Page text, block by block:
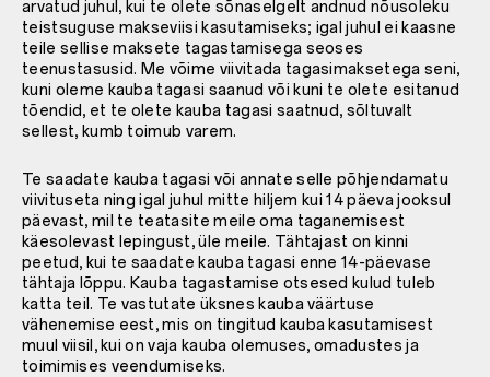
arvatud juhul, kui te olete sõnaselgelt andnud nõusoleku
teistsuguse makseviisi kasutamiseks; igal juhul ei kaasne
teile sellise maksete tagastamisega seoses
teenustasusid. Me võime viivitada tagasimaksetega seni,
kuni oleme kauba tagasi saanud või kuni te olete esitanud
tõendid, et te olete kauba tagasi saatnud, sõltuvalt
sellest, kumb toimub varem.
Te saadate kauba tagasi või annate selle põhjendamatu
viivituseta ning igal juhul mitte hiljem kui 14 päeva jooksul
päevast, mil te teatasite meile oma taganemisest
käesolevast lepingust, üle meile. Tähtajast on kinni
peetud, kui te saadate kauba tagasi enne 14-päevase
tähtaja lõppu. Kauba tagastamise otsesed kulud tuleb
katta teil. Te vastutate üksnes kauba väärtuse
vähenemise eest, mis on tingitud kauba kasutamisest
muul viisil, kui on vaja kauba olemuses, omadustes ja
toimimises veendumiseks.